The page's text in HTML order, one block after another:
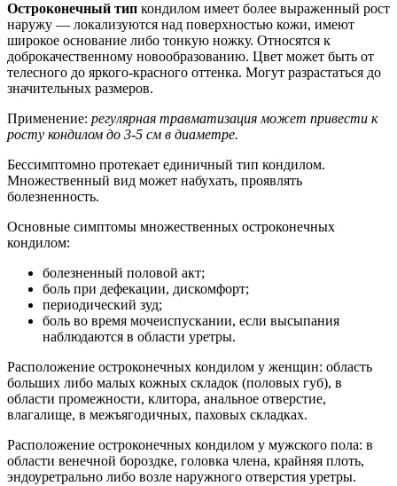
Остроконечный тип кондилом имеет более выраженный рост
наружу — локализуются над поверхностью кожи, имеют
широкое основание либо тонкую ножку. Относятся к
доброкачественному новообразованию. Цвет может быть от
телесного до яркого-красного оттенка. Могут разрастаться до
значительных размеров.
Применение: регулярная травматизация может привести к
росту кондилом до 3-5 см в диаметре.
Бессимптомно протекает единичный тип кондилом.
Множественный вид может набухать, проявлять
болезненность.
Основные симптомы множественных остроконечных
кондилом:
болезненный половой акт;
боль при дефекации, дискомфорт;
периодический зуд;
боль во время мочеиспускании, если высыпания
наблюдаются в области уретры.
Расположение остроконечных кондилом у женщин: область
больших либо малых кожных складок (половых губ), в
области промежности, клитора, анальное отверстие,
влагалище, в межъягодичных, паховых складках.
Расположение остроконечных кондилом у мужского пола: в
области венечной бороздке, головка члена, крайняя плоть,
эндоуретрально либо возле наружного отверстия уретры.